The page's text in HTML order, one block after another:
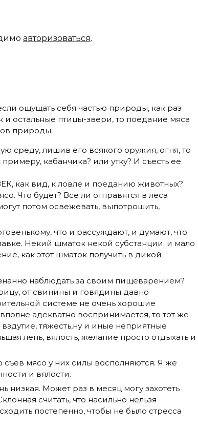
авторизоваться.
ощущать себя частью природы, как раз
остальные птицы-звери, то поедание мяса
природы.
среду, лишив его всякого оружия, огня, то
кабанчика? или утку? И съесть ее
как вид, к ловле и поеданию животных?
Что будет? Все ли отправятся в леса
потом освежевать, выпотрошить,
что и рассуждают, и думают, что
Некий шматок некой субстанции. и мало
как этот шматок получить в дикой
наблюдать за своим пищеварением?
от свинины и говядины давно
системе не очень хорошие
адекватно воспринимается, то тот же
тяжесть,ну и иные неприятные
лень, вялость, желание просто отдыхать и
съев мясо у них силы восполняются. Я же
и вялости.
низкая. Может раз в месяц могу захотеть
считать, что насильно нельзя
постепенно, чтобы не было стресса